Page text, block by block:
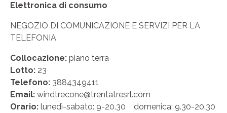
SERVIZI
IL TUO BUSINESS AL CENTRO
Elettronica di consumo
NEGOZIO DI COMUNICAZIONE E SERVIZI PER LA
TELEFONIA
Collocazione: piano terra
Lotto: 23
Telefono: 3884349411
Email: windtrecone@trentatresrl.com
Orario: lunedì-sabato: 9-20.30 domenica: 9.30-20.30